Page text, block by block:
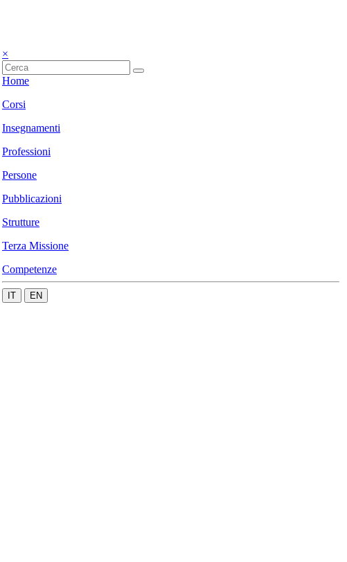
×
Home
Corsi
Insegnamenti
Professioni
Persone
Pubblicazioni
Strutture
Terza Missione
Competenze
IT EN